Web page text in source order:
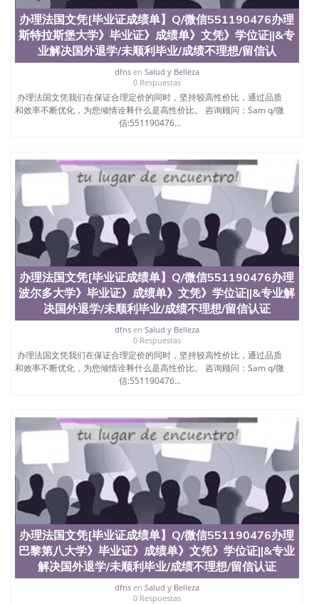
办理法国文凭[毕业证成绩单】Q/微信551190476办理
斯特拉斯堡大学》毕业证》成绩单》文凭》学位证||&专
业解决国外退学/未顺利毕业/成绩不理想/留信认
dfnsen Salud y Belleza
0 Respuestas
办理法国文凭我们在保证合理定价的同时，坚持较高性价比，通过品质
和效率不断优化，为您倾情诠释什么是高性价比。 咨询顾问：Sam q/微
信:551190476...
办理法国文凭[毕业证成绩单】Q/微信551190476办理
波尔多大学》毕业证》成绩单》文凭》学位证||&专业解
决国外退学/未顺利毕业/成绩不理想/留信认证
dfnsen Salud y Belleza
0 Respuestas
办理法国文凭我们在保证合理定价的同时，坚持较高性价比，通过品质
和效率不断优化，为您倾情诠释什么是高性价比。 咨询顾问：Sam q/微
信:551190476...
办理法国文凭[毕业证成绩单】Q/微信551190476办理
巴黎第八大学》毕业证》成绩单》文凭》学位证||&专业
解决国外退学/未顺利毕业/成绩不理想/留信认证
dfnsen Salud y Belleza
0 Respuestas